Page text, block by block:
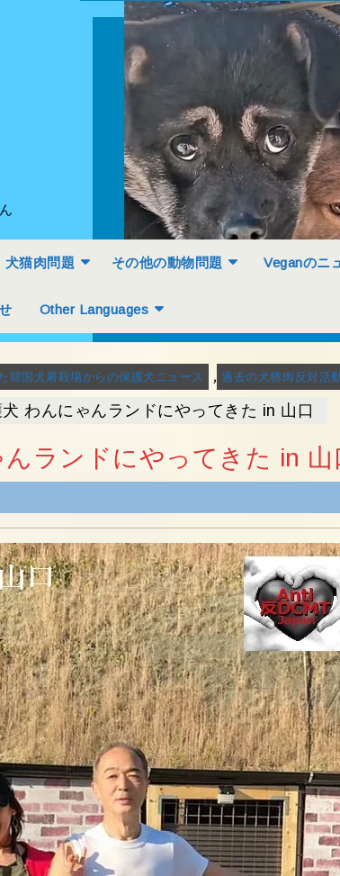
ん
犬猫肉問題 その他の動物問題 Veganのニ
Other Languages
韓国犬屠殺場からの保護犬ニュース , 過去の犬猫肉反対活
わんにゃんランドにやってきた in 山口
ランドにやってきた in 山